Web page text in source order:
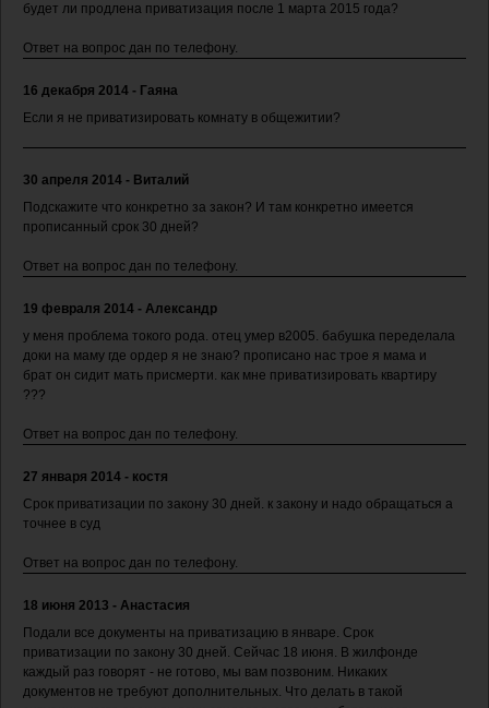
будет ли продлена приватизация после 1 марта 2015 года?
Ответ на вопрос дан по телефону.
16 декабря 2014 - Гаяна
Если я не приватизировать комнату в общежитии?
30 апреля 2014 - Виталий
Подскажите что конкретно за закон? И там конкретно имеется
прописанный срок 30 дней?
Ответ на вопрос дан по телефону.
19 февраля 2014 - Александр
у меня проблема токого рода. отец умер в2005. бабушка переделала
доки на маму где ордер я не знаю? прописано нас трое я мама и
брат он сидит мать присмерти. как мне приватизировать квартиру
???
Ответ на вопрос дан по телефону.
27 января 2014 - костя
Срок приватизации по закону 30 дней. к закону и надо обращаться а
точнее в суд
Ответ на вопрос дан по телефону.
18 июня 2013 - Анастасия
Подали все документы на приватизацию в январе. Срок
приватизации по закону 30 дней. Сейчас 18 июня. В жилфонде
каждый раз говорят - не готово, мы вам позвоним. Никаких
документов не требуют дополнительных. Что делать в такой